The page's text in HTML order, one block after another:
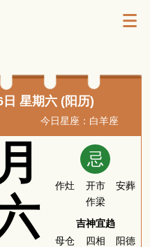
星期六 (阳历)
今日星座：白羊座
忌
作灶 开市
安葬
作梁
吉神宜趋
母仓
四相
阳德